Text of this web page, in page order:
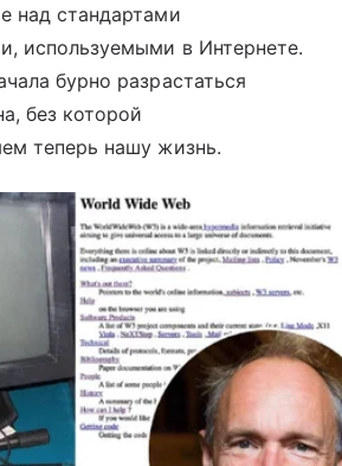
над стандартами
используемыми в Интернете.
бурно разрастаться
без которой
теперь нашу жизнь.